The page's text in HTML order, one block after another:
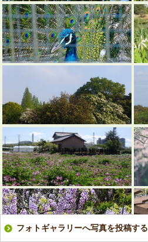
フォトギャラリーへ写真を投稿する